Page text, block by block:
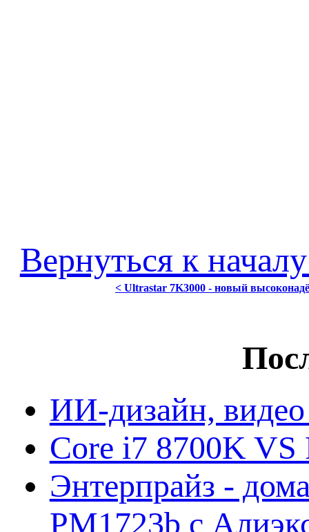
Вернуться к
< Ultrastar 7K3000 - новый
ИИ-дизайн,
Core i7 8700K VS
Энтерпрайз -
PM1723b с